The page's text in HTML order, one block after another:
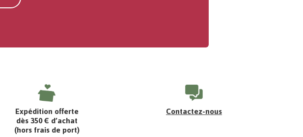
Expédition offerte
dès 350 € d’achat
(hors frais de port)
Contactez-nous